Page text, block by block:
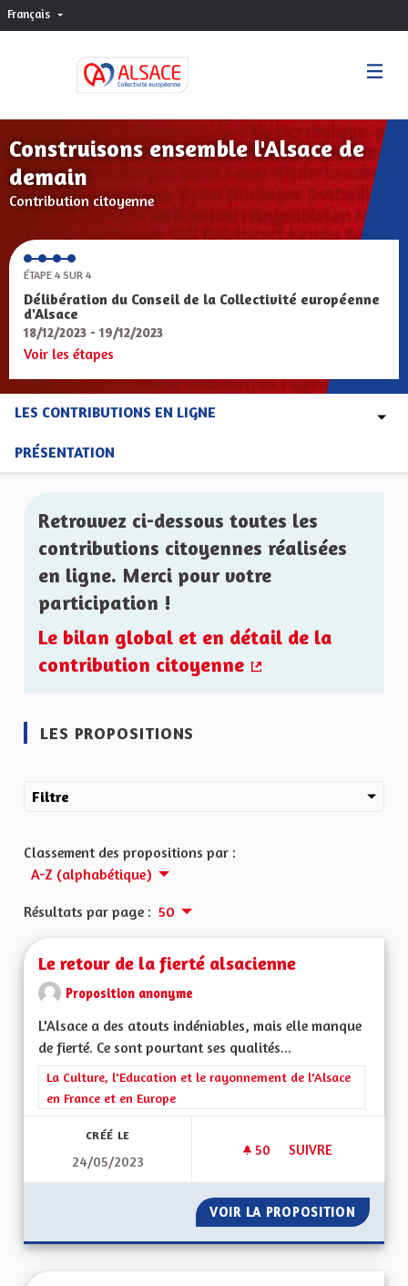
Français Choisir la langue
Construisons ensemble l'Alsace de
demain
Contribution citoyenne
ÉTAPE 4 SUR 4
Délibération du Conseil de la Collectivité européenne
d'Alsace
18/12/2023 - 19/12/2023
Voir les étapes
LES CONTRIBUTIONS EN LIGNE
PRÉSENTATION
Retrouvez ci-dessous toutes les
contributions citoyennes réalisées
en ligne. Merci pour votre
participation !
Le bilan global et en détail de la
contribution citoyenne
LES PROPOSITIONS
Filtre
Classement des propositions par :
A-Z (alphabétique)
Résultats par page : 50
Le retour de la fierté alsacienne
Proposition anonyme
L'Alsace a des atouts indéniables, mais elle manque
de fierté. Ce sont pourtant ses qualités...
Filtrer les résultats de la catégorie : La Culture, l'Education et
La Culture, l'Education et le rayonnement de l'Alsace
en France et en Europe
CRÉÉ LE
24/05/2023
50 50 ABONNÉS
SUIVRE
VOIR LA PROPOSITION LE